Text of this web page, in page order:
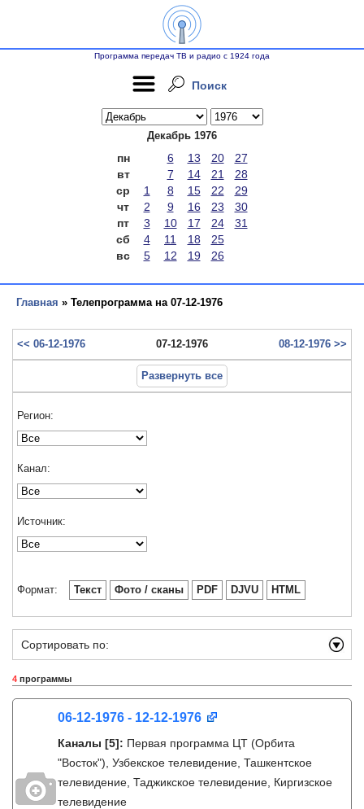
Программа передач ТВ и радио с 1924 года
Поиск
Декабрь 1976
пн 6 13 20
27
вт
7 14 21
28
ср
1 8 15 22
29
чт
2 9 16 23
30
пт
3 10 17 24
31
сб
4 11 18
25
вс
5 12 19 26
Главная » Телепрограмма на 07-12-1976
<< 06-12-1976 07-12-1976 08-12-1976 >>
Развернуть все
Регион:
Канал:
Источник:
Формат: Текст Фото / сканы PDF DJVU HTML
Сортировать по:
4 программы
06-12-1976 - 12-12-1976
Каналы [5]: Первая программа ЦТ (Орбита
"Восток"), Узбекское телевидение, Ташкентское
телевидение, Таджикское телевидение, Киргизское
телевидение